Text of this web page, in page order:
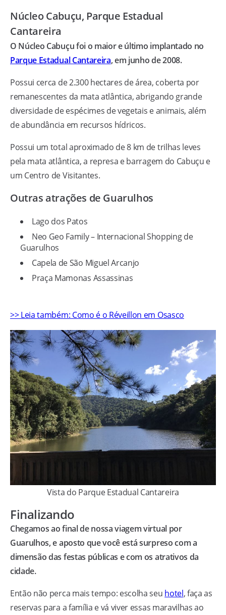
Núcleo Cabuçu, Parque Estadual
Cantareira
O Núcleo Cabuçu foi o maior e último implantado no
Parque Estadual Cantareira, em junho de 2008.
Possui cerca de 2.300 hectares de área, coberta por
remanescentes da mata atlântica, abrigando grande
diversidade de espécimes de vegetais e animais, além
de abundância em recursos hídricos.
Possui um total aproximado de 8 km de trilhas leves
pela mata atlântica, a represa e barragem do Cabuçu e
um Centro de Visitantes.
Outras atrações de Guarulhos
Lago dos Patos
Neo Geo Family – Internacional Shopping de
Guarulhos
Capela de São Miguel Arcanjo
Praça Mamonas Assassinas
>> Leia também: Como é o Réveillon em Osasco
Vista do Parque Estadual Cantareira
Finalizando
Chegamos ao final de nossa viagem virtual por
Guarulhos, e aposto que você está surpreso com a
dimensão das festas públicas e com os atrativos da
cidade.
Então não perca mais tempo: escolha seu hotel, faça as
reservas para a família e vá viver essas maravilhas ao